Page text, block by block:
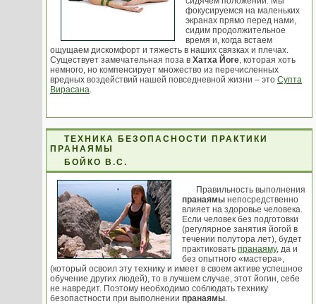
фокусируемся на маленьких
экранах прямо перед нами,
сидим продолжительное
время и, когда встаем
ощущаем дискомфорт и тяжесть в наших связках и плечах.
Существует замечательная поза в Хатха Йоге, которая хоть
немного, но компенсирует множество из перечисленных
вредных воздействий нашей повседневной жизни – это Супта
Вирасана.
ТЕХНИКА БЕЗОПАСНОСТИ ПРАКТИКИ
ПРАНАЯМЫ
БОЙКО В.С.
Правильность выполнения
пранаямы непосредственно
влияет на здоровье человека.
Если человек без подготовки
(регулярное занятия йогой в
течении полутора лет), будет
практиковать пранаяму, да и
без опытного «мастера»,
(который освоил эту технику и имеет в своем активе успешное
обучение других людей), то в лучшем случае, этот йогин, себе
не навредит. Поэтому необходимо соблюдать технику
безопастности при выполнении пранаямы.